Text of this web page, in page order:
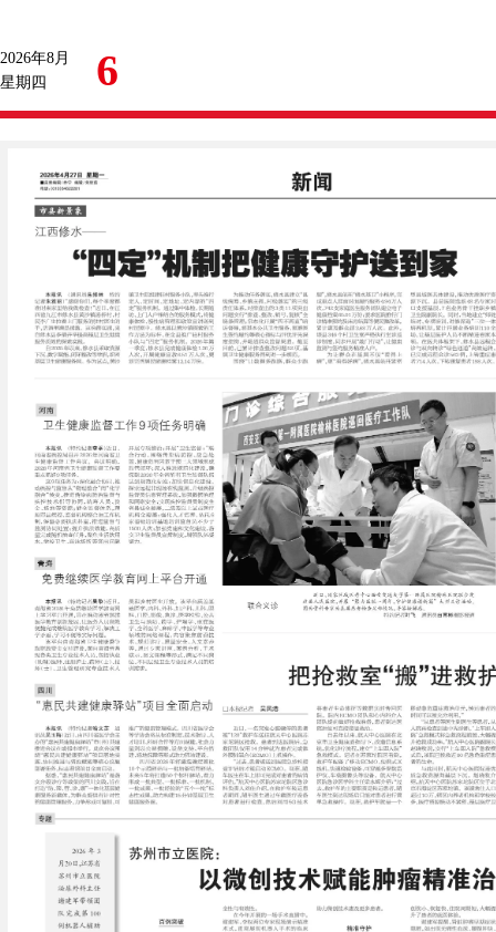
2026年8月
星期四
6